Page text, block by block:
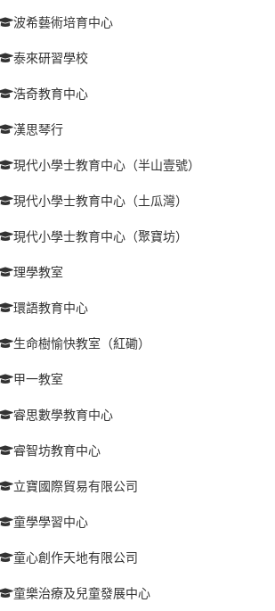
波希藝術培育中心
泰來研習學校
浩奇教育中心
漢思琴行
現代小學士教育中心（半山壹號）
現代小學士教育中心（土瓜灣）
現代小學士教育中心（聚寶坊）
理學教室
環語教育中心
生命樹愉快教室（紅磡）
甲一教室
睿思數學教育中心
睿智坊教育中心
立寶國際貿易有限公司
童學學習中心
童心創作天地有限公司
童樂治療及兒童發展中心